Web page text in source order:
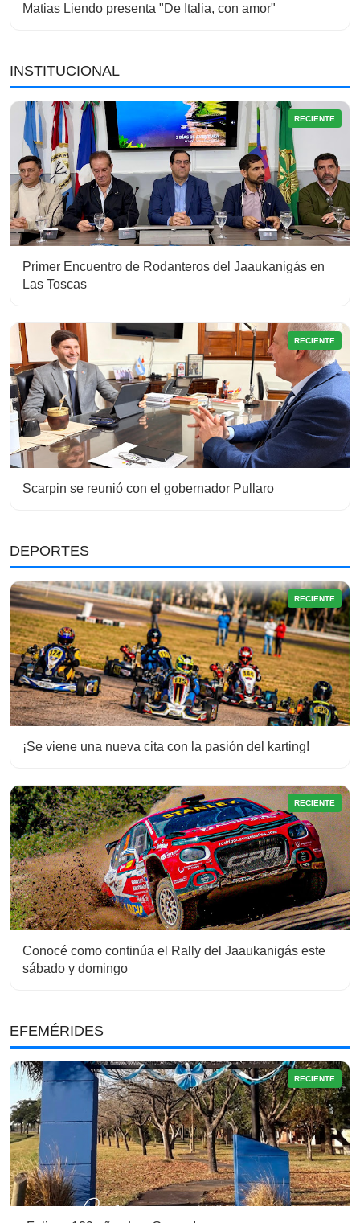
Matias Liendo presenta "De Italia, con amor"
INSTITUCIONAL
RECIENTE
Primer Encuentro de Rodanteros del Jaaukanigás en
Las Toscas
RECIENTE
Scarpin se reunió con el gobernador Pullaro
DEPORTES
RECIENTE
¡Se viene una nueva cita con la pasión del karting!
RECIENTE
Conocé como continúa el Rally del Jaaukanigás este
sábado y domingo
EFEMÉRIDES
RECIENTE